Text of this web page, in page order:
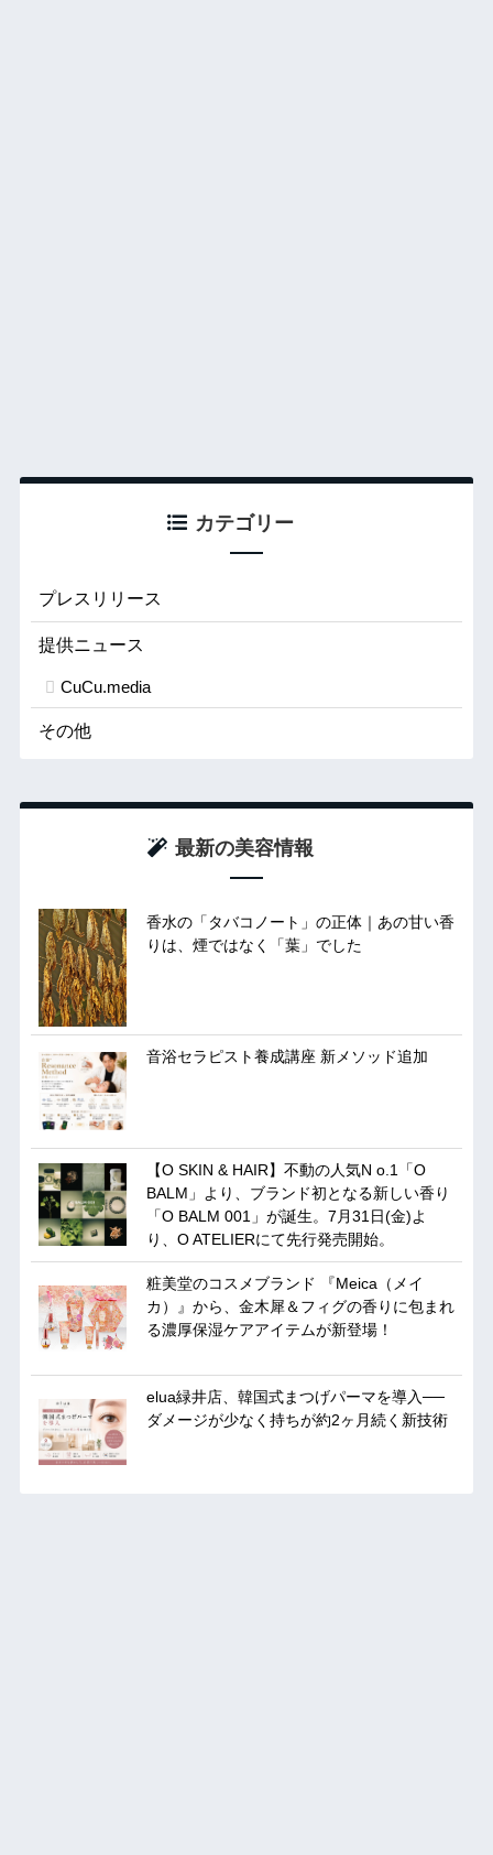
カテゴリー
プレスリリース
提供ニュース
CuCu.media
その他
最新の美容情報
香水の「タバコノート」の正体｜あの甘い香
りは、煙ではなく「葉」でした
音浴セラピスト養成講座 新メソッド追加
【O SKIN & HAIR】不動の人気N o.1「O
BALM」より、ブランド初となる新しい香り
「O BALM 001」が誕生。7月31日(金)よ
り、O ATELIERにて先行発売開始。
粧美堂のコスメブランド 『Meica（メイ
カ）』から、金木犀＆フィグの香りに包まれ
る濃厚保湿ケアアイテムが新登場！
elua緑井店、韓国式まつげパーマを導入──
ダメージが少なく持ちが約2ヶ月続く新技術